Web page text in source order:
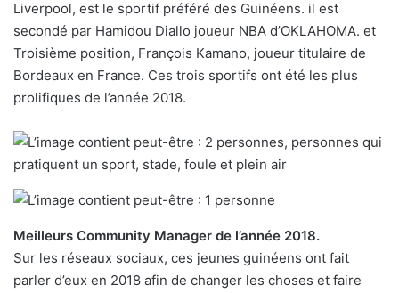
Liverpool, est le sportif préféré des Guinéens. il est
secondé par Hamidou Diallo joueur NBA d’OKLAHOMA. et
Troisième position, François Kamano, joueur titulaire de
Bordeaux en France. Ces trois sportifs ont été les plus
prolifiques de l’année 2018.
Meilleurs Community Manager de l’année 2018.
Sur les réseaux sociaux, ces jeunes guinéens ont fait
parler d’eux en 2018 afin de changer les choses et faire